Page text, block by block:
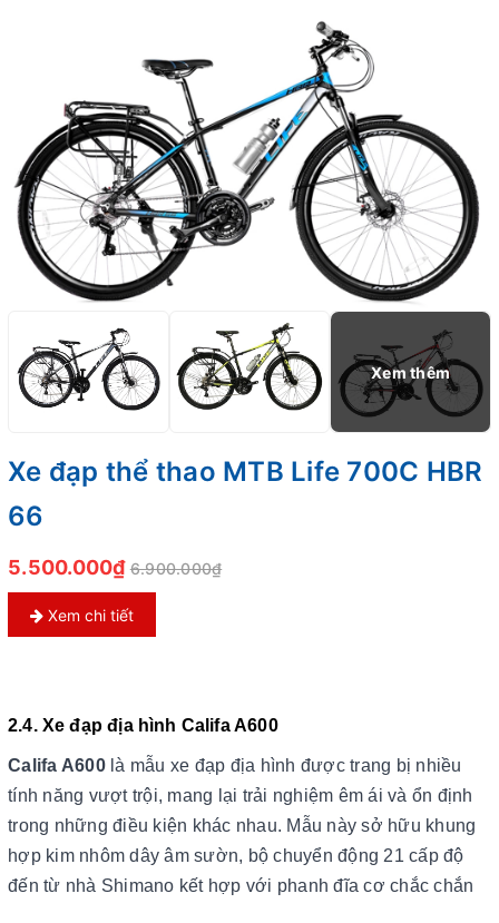
Xe đạp thể thao MTB Life 700C HBR
66
5.500.000₫6.900.000₫
Xem chi tiết
2.4. Xe đạp địa hình Califa A600
Califa A600là mẫu xe đạp địa hình được trang bị nhiều
tính năng vượt trội, mang lại trải nghiệm êm ái và ổn định
trong những điều kiện khác nhau. Mẫu này sở hữu khung
hợp kim nhôm dây âm sườn, bộ chuyển động 21 cấp độ
đến từ nhà Shimano kết hợp với phanh đĩa cơ chắc chắn